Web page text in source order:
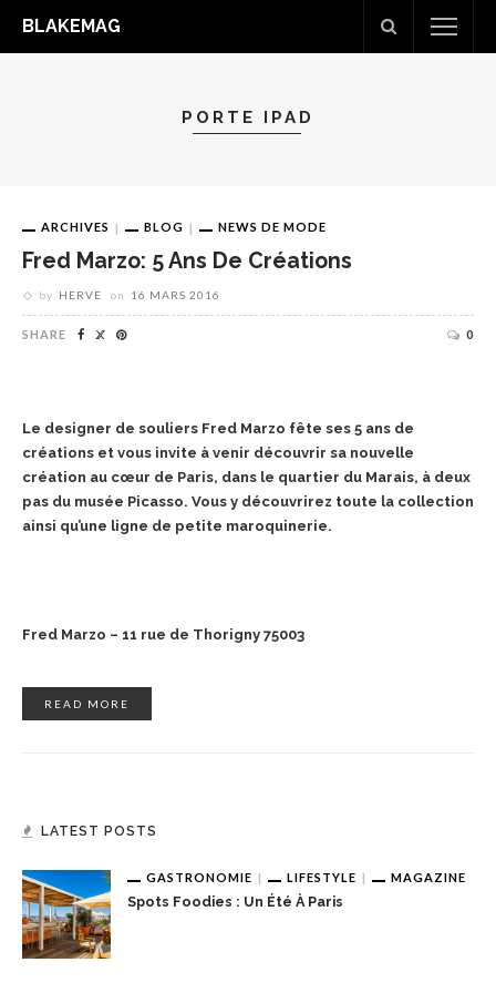
BLAKEMAG
PORTE IPAD
ARCHIVES BLOG NEWS DE MODE
Fred Marzo: 5 Ans De Créations
by HERVE on 16 MARS 2016
SHARE 0
Le designer de souliers Fred Marzo fête ses 5 ans de
créations et vous invite à venir découvrir sa nouvelle
création au cœur de Paris, dans le quartier du Marais, à deux
pas du musée Picasso. Vous y découvrirez toute la collection
ainsi qu’une ligne de petite maroquinerie.
Fred Marzo – 11 rue de Thorigny 75003
READ MORE
LATEST POSTS
GASTRONOMIE LIFESTYLE MAGAZINE
Spots Foodies : Un Été À Paris